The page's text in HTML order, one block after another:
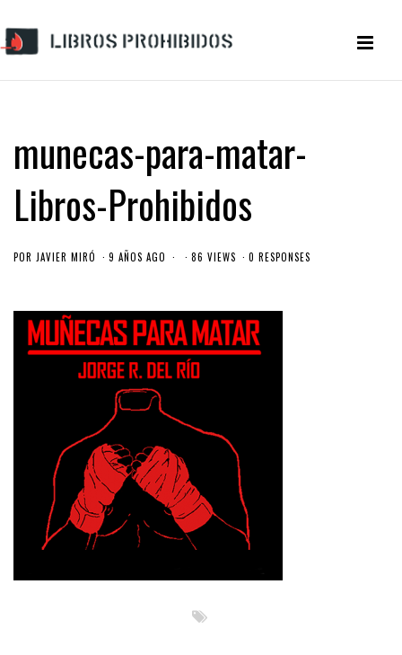
munecas-para-matar-
Libros-Prohibidos
POR JAVIER MIRÓ 9 AÑOS AGO 86 VIEWS 0 RESPONSES